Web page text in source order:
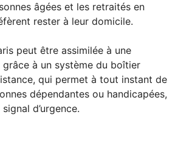
âgées et les retraités en
rester à leur domicile.
peut être assimilée à une
à un système du boîtier
qui permet à tout instant de
dépendantes ou handicapées,
d’urgence.